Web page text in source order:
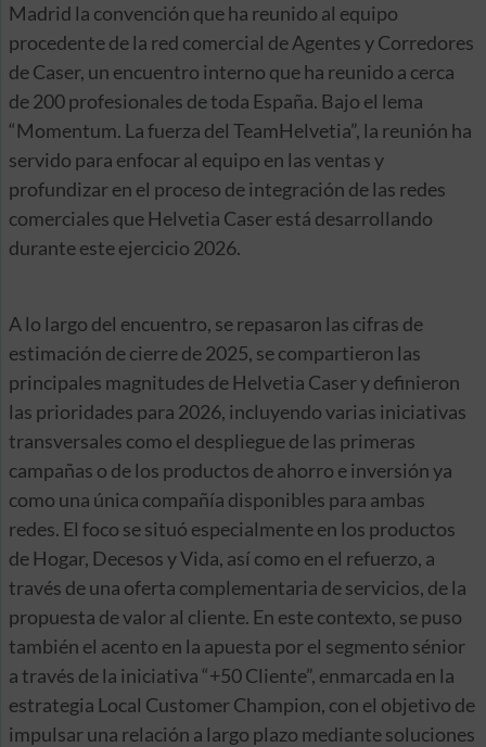
Madrid la convención que ha reunido al equipo
procedente de la red comercial de Agentes y Corredores
de Caser, un encuentro interno que ha reunido a cerca
de 200 profesionales de toda España. Bajo el lema
“Momentum. La fuerza del TeamHelvetia”, la reunión ha
servido para enfocar al equipo en las ventas y
profundizar en el proceso de integración de las redes
comerciales que Helvetia Caser está desarrollando
durante este ejercicio 2026.
A lo largo del encuentro, se repasaron las cifras de
estimación de cierre de 2025, se compartieron las
principales magnitudes de Helvetia Caser y definieron
las prioridades para 2026, incluyendo varias iniciativas
transversales como el despliegue de las primeras
campañas o de los productos de ahorro e inversión ya
como una única compañía disponibles para ambas
redes. El foco se situó especialmente en los productos
de Hogar, Decesos y Vida, así como en el refuerzo, a
través de una oferta complementaria de servicios, de la
propuesta de valor al cliente. En este contexto, se puso
también el acento en la apuesta por el segmento sénior
a través de la iniciativa “+50 Cliente”, enmarcada en la
estrategia Local Customer Champion, con el objetivo de
impulsar una relación a largo plazo mediante soluciones